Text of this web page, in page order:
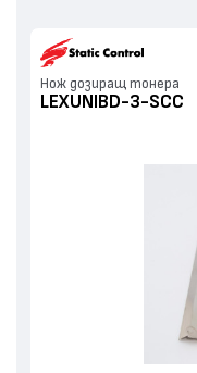
Нож дозиращ тонера
LEXUNIBD-3-SCC